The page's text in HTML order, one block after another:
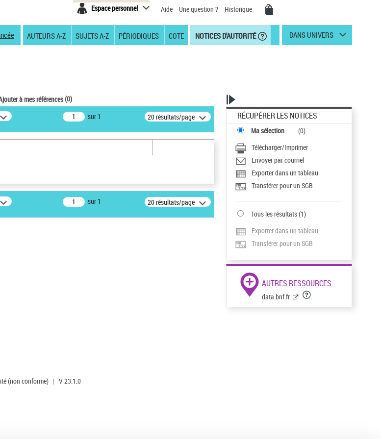
Espace personnel Aide Une question ? Historique
AUTEURS A-Z SUJETS A-Z PÉRIODIQUES COTE NOTICES D'AUTORITÉ DANS UNIVERS
à mes références(0)
sur 1 20 résultats/page
sur 1 20 résultats/page
RÉCUPÉRER LES NOTICES
Ma sélection (0)
Télécharger/Imprimer
Envoyer par courriel
Exporter dans un tableau
Transférer pour un SGB
Tous les résultats(1)
Exporter dans un tableau
Transférer pour un SGB
AUTRES RESSOURCES
data.bnf.fr
(non conforme) | V 23.1.0